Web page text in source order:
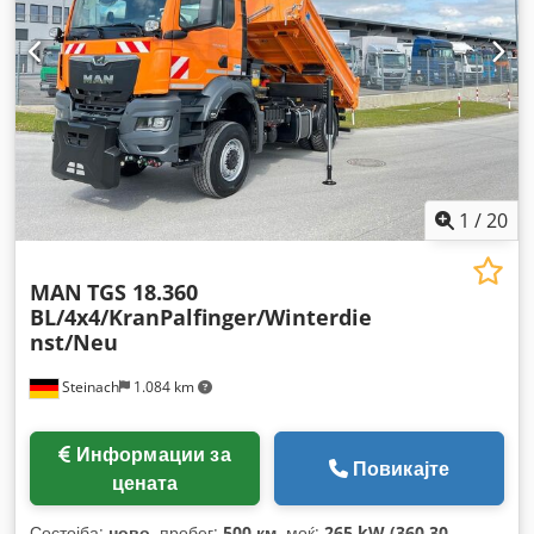
кран, погон на сите тркала,
1 /20
Steinach 1.084 km
MAN TGS 18.360
BL/4x4/KranPalfinger/Winterdie
nst/Neu
цената
Повикајте